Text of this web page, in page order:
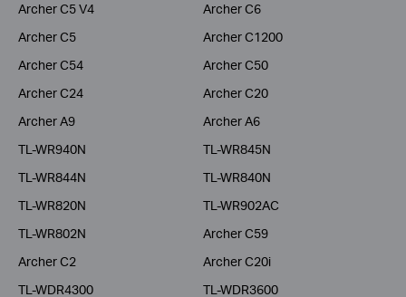
Archer C5 V4
Archer C6
Archer C5
Archer C1200
Archer C54
Archer C50
Archer C24
Archer C20
Archer A9
Archer A6
TL-WR940N
TL-WR845N
TL-WR844N
TL-WR840N
TL-WR820N
TL-WR902AC
TL-WR802N
Archer C59
Archer C2
Archer C20i
TL-WDR4300
TL-WDR3600